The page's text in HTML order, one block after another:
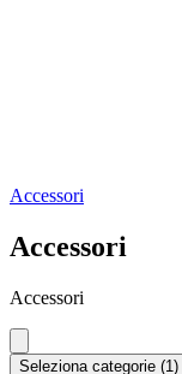
Accessori
Accessori
Accessori
Seleziona categorie (1)